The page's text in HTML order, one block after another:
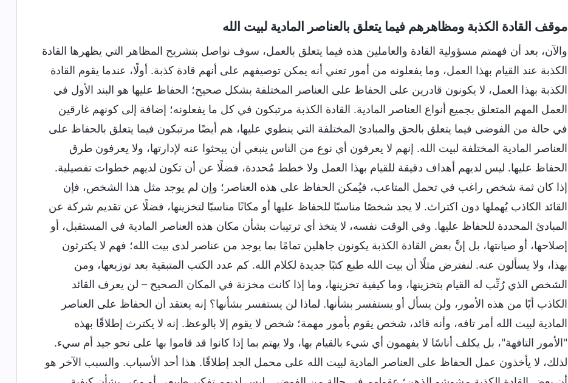
موقف القادة الكذبة ومظاهرهم فيما يتعلق بالعناصر المادية لبيت الله
والآن، بعد أن فهمتم مسؤولية القادة والعاملين هذه فيما يتعلق بالعمل، سوف نواصل بتشريح المظاهر التي يظهرها القادة
الكذبة عند القيام بهذا العمل، وما يفعلونه من أمور تعني أنه يمكن توصيفهم على أنهم قادة كذبة. أولًا، عندما يقوم القادة
الكذبة بهذا العمل، لا يكونون قادرين على الحفاظ على العناصر المختلفة بشكل صحيح؛ الحفاظ عليها هو البند الأول في
العمل المهم المتعلق بجميع أنواع العناصر المادية. القادة الكذبة مرتبكون في كل ما يفعلونه؛ إضافة إلى كونهم غارقين
في حالة من الفوضى فيما يتعلق بالحق والمبادئ المختلفة التي ينطوي عليها، هم أيضًا مرتبكون فيما يتعلق بالحفاظ على
العناصر المادية المختلفة لبيت الله. إنهم لا يعرفون أي نوع من الناس ينبغي أن يبحثوا عنه لإدارتها، ولا يعرفون طرق
الحفاظ عليها. ليس لديهم أهداف دقيقة للقيام بهذا العمل ولا خطط مُحددة، فضلًا عن أن تكون لديهم خطوات تفصيلية.
إذا كان ثمة شخص راغب في تحمل المتاعب، فيُمكن الحفاظ على هذه العناصر؛ وإن لم يوجد مثل هذا الشخص، فإن
القائد الكاذب يُهملها دون اكتراث. لا يجد شخصًا مناسبًا للحفاظ عليها أو مكانًا مناسبًا لتخزينها، فضلًا عن تقديم شركة عن
المبادئ المحددة للحفاظ عليها. وفي الوقت نفسه، لا يتخذ أي ترتيبات بشأن مكان هذه العناصر المادية في المستقبل، أو
إصلاحها، أو صيانتها، بل إنَّ بعض القادة الكذبة يكونون جاهلين تمامًا بما يوجد من عناصر لدى بيت الله؛ فهم لا يكترثون
بهذا، ولا يسألون عنه. لنفترض مثلًا أن بيت الله طبع كتبًا جديدة لكلام الله. كم عدد الكتب المتبقية بعد توزيعها، ومن
الشخص الذي رُتِّب له القيام بتخزينها، وما كيفية تخزينها، وما إذا كانت مخزنة في المكان الصحيح – لن يعرف القائد
الكاذب أيًا من هذه الأمور، ولن يسأل أو يستفسر بشأنها. لماذا لن يستفسر بشأنها؟ إنه يعتقد أن الحفاظ على العناصر
المادية لبيت الله أمر تافه، وأنه قائد، شخص يقوم بأمور مهمة؛ شخص لا يقوم إلا بالوعظ. إنه لا يكترث إطلاقًا بهذه
"الأمور التافهة"، بل يكلف أناسًا لا يفهمون أي شيء بالقيام بها، ولا يهتم بما إذا كانوا قد قاموا بها على نحو جيد أم سيء.
لذلك، لا يأخذون عمل الحفاظ على العناصر المادية لبيت الله على محمل الجد إطلاقًا. هذا أحد الأسباب. والسبب الآخر هو